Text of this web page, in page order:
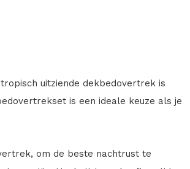
uitziende dekbedovertrek is
is een ideale keuze als je
om de beste nachtrust te